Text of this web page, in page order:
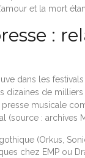
et la mort
:
dans les
dizaines de
presse musicale
(source : archives
(Orkus,
chez EMP ou